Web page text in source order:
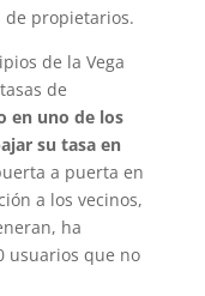
de propietarios.
de la Vega
de
en uno de los
su tasa en
a puerta en
a los vecinos,
ha
usuarios que no